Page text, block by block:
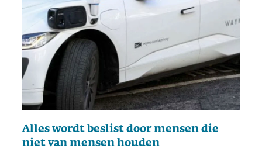
Alles wordt beslist door mensen die
niet van mensen houden